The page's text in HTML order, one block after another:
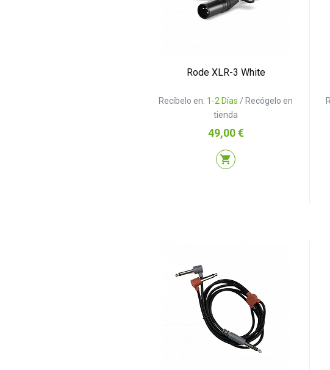
Rode XLR-3 White
Recíbelo en: 1-2 Días / Recógelo en
tienda
Precio
49,00 €
shopping_cart